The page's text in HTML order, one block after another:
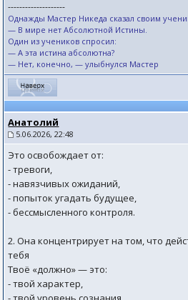
--------------------
Однажды Мастер Никеда сказал своим
— В мире нет Абсолютной Истины.
Один из учеников спросил:
— А эта истина абсолютна?
— Нет, конечно, — улыбнулся Мастер
Анатолий
5.06.2026, 22:48
Это освобождает от:
- тревоги,
- навязчивых ожиданий,
- попыток угадать будущее,
- бессмысленного контроля.
2. Она концентрирует на том, что
тебя
Твоё «должно» — это:
- твой характер,